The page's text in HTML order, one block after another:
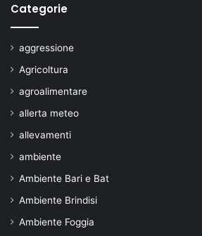
Categorie
aggressione
Agricoltura
agroalimentare
allerta meteo
allevamenti
ambiente
Ambiente Bari e Bat
Ambiente Brindisi
Ambiente Foggia